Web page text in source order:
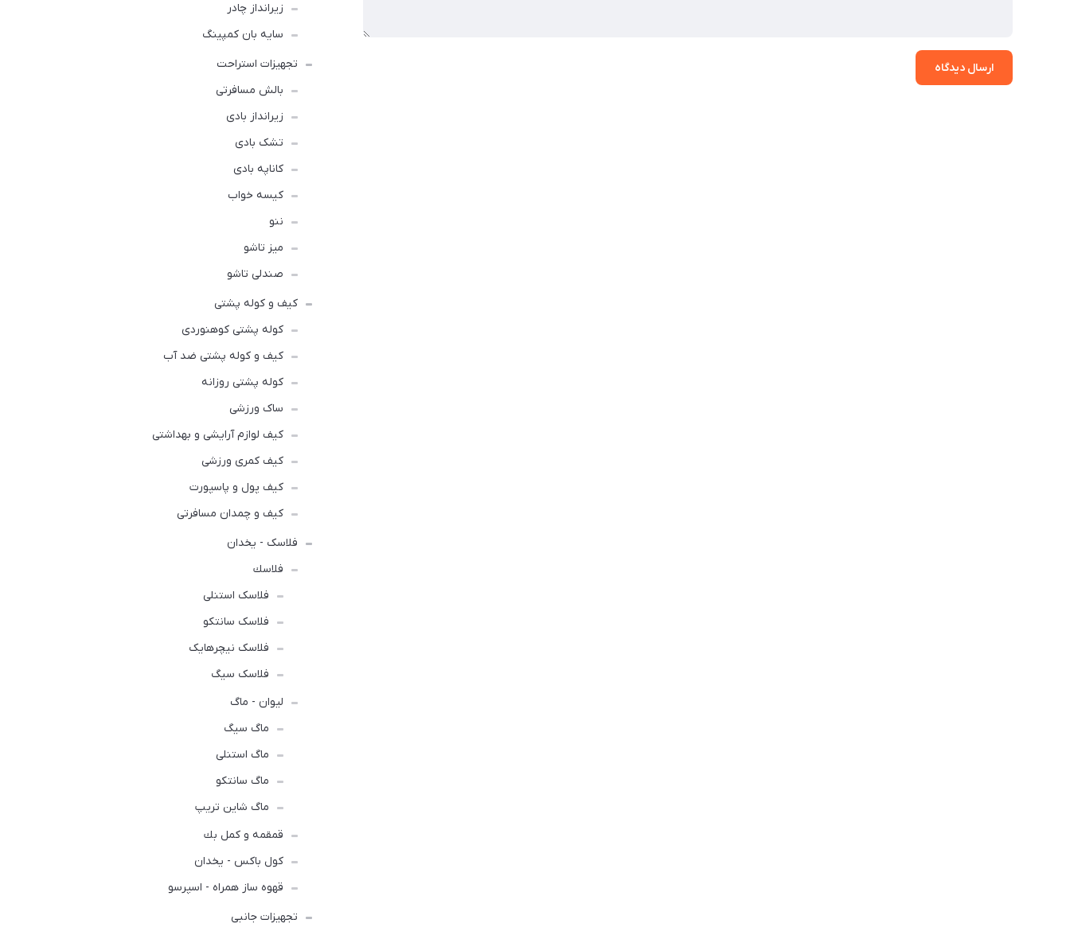
ارسال دیدگاه
زیرانداز چادر
سایه بان کمپینگ
تجهیزات استراحت
بالش مسافرتی
زیرانداز بادی
تشک بادی
کاناپه بادی
کیسه خواب
ننو
میز تاشو
صندلی تاشو
کیف و کوله پشتی
کوله پشتی کوهنوردی
کیف و کوله پشتی ضد آب
کوله پشتی روزانه
ساک ورزشی
کیف لوازم آرایشی و بهداشتی
کیف کمری ورزشی
کیف پول و پاسپورت
کیف و چمدان مسافرتی
فلاسک - یخدان
فلاسك
فلاسک استنلی
فلاسک سانتکو
فلاسک نیچرهایک
فلاسک سیگ
لیوان - ماگ
ماگ سیگ
ماگ استنلی
ماگ سانتکو
ماگ شاین تریپ
قمقمه و كمل بك
کول باکس - یخدان
قهوه ساز همراه - اسپرسو
تجهیزات جانبی